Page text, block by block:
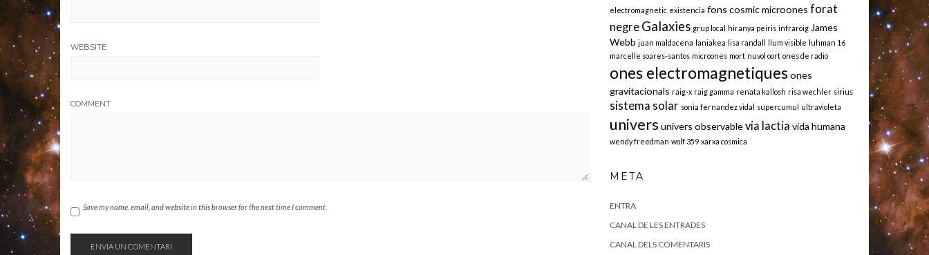
WEBSITE
COMMENT
Save my name, email, and website in this browser for the next time I comment.
electromagnetic existencia fons cosmic microones forat
negre Galaxies grup local hiranya peiris infraroig James
Webb juan maldacena laniakea lisa randall llum visible luhman 16
marcelle soares-santos microones mort nuvol oort ones de radio
ones electromagnetiquesones
gravitacionals raig-x raig gamma renata kallosh risa wechler sirius
sistema solar sonia fernandez vidal supercumul ultravioleta
univers univers observablevia lactia vida humana
wendy freedman wolf 359 xarxa cosmica
META
ENTRA
CANAL DE LES ENTRADES
CANAL DELS COMENTARIS